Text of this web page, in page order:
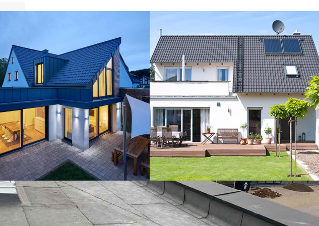
Ziegeldach, Ortgang,
Gaube
DACH / SONSTIGES / SPENGLEREI
Ziegeldach
DACH
Flachdach
DACH